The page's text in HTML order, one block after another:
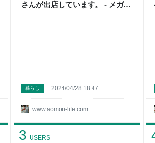
さんが出店しています。 - メガネ
www.aomori-life.com
暮らし 2024/04/28 18:47
3 USERS